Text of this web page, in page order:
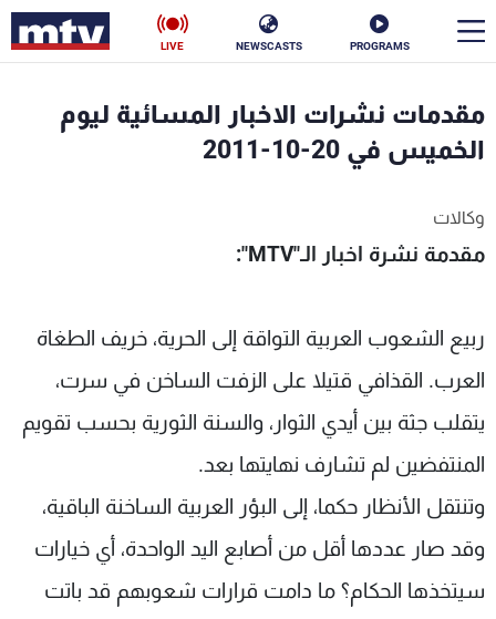
PROGRAMS
NEWSCASTS
LIVE
مقدمات نشرات الاخبار المسائية ليوم
الخميس في 20-10-2011
وكالات
مقدمة نشرة اخبار الـ"
MTV
":
ربيع الشعوب العربية التواقة إلى الحرية، خريف الطغاة
العرب. القذافي قتيلا على الزفت الساخن في سرت،
يتقلب جثة بين أيدي الثوار، والسنة الثورية بحسب تقويم
المنتفضين لم تشارف نهايتها بعد.
وتنتقل الأنظار حكما، إلى البؤر العربية الساخنة الباقية،
وقد صار عددها أقل من أصابع اليد الواحدة، أي خيارات
سيتخذها الحكام؟ ما دامت قرارات شعوبهم قد باتت
الأخبار
إقتصاد
كأس العالم
البرامج
جدول البرامج
شاهد البرامج
الترددات